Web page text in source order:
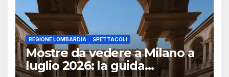
REGIONE LOMBARDIA SPETTACOLI
Mostre da vedere a Milano a
luglio 2026: la guida